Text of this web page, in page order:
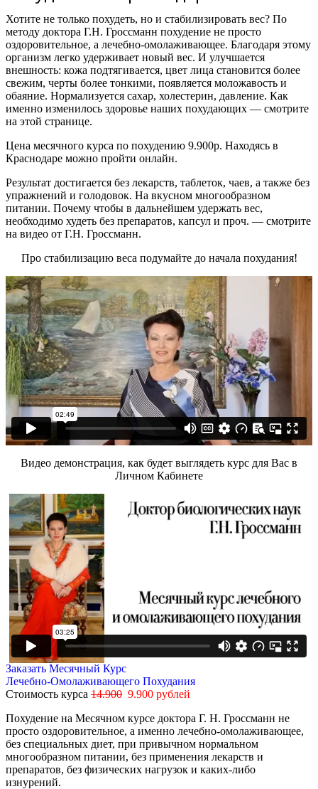
Хотите не только похудеть, но и стабилизировать вес? По
методу доктора Г.Н. Гроссманн похудение не просто
оздоровительное, а лечебно-омолаживающее. Благодаря этому
организм легко удерживает новый вес. И улучшается
внешность: кожа подтягивается, цвет лица становится более
свежим, черты более тонкими, появляется моложавость и
обаяние. Нормализуется сахар, холестерин, давление. Как
именно изменилось здоровье наших похудающих — смотрите
на этой странице.
Цена месячного курса по похудению 9.900р. Находясь в
Краснодаре можно пройти онлайн.
Результат достигается без лекарств, таблеток, чаев, а также без
упражнений и голодовок. На вкусном многообразном
питании. Почему чтобы в дальнейшем удержать вес,
необходимо худеть без препаратов, капсул и проч. — смотрите
на видео от Г.Н. Гроссманн.
Про стабилизацию веса подумайте до начала похудания!
Видео демонстрация, как будет выглядеть курс для Вас в
Личном Кабинете
Заказать Месячный Курс
Лечебно-Омолаживающего Похудания
Стоимость курса 14.900 9.900 рублей
Похудение на Месячном курсе доктора Г. Н. Гроссманн не
просто оздоровительное, а именно лечебно-омолаживающее,
без специальных диет, при привычном нормальном
многообразном питании, без применения лекарств и
препаратов, без физических нагрузок и каких-либо
изнурений.